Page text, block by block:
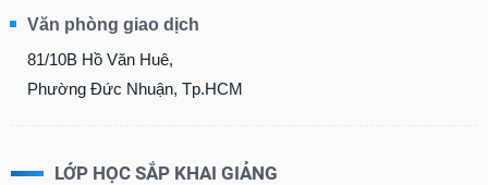
Văn phòng giao dịch
81/10B Hồ Văn Huê,
Phường Đức Nhuận, Tp.HCM
LỚP HỌC SẮP KHAI GIẢNG